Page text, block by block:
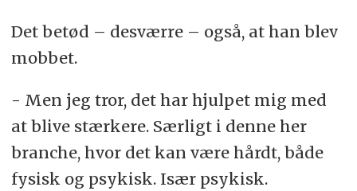
Det betød – desværre – også, at han blev
mobbet.
- Men jeg tror, det har hjulpet mig med
at blive stærkere. Særligt i denne her
branche, hvor det kan være hårdt, både
fysisk og psykisk. Især psykisk.